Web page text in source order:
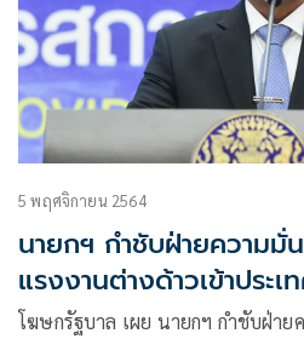
5 พฤศจิกายน 2564
นายกฯ กำชับฝ่ายความ
แรงงานต่างด้าวเข้าประ
โฆษกรัฐบาล เผย นายกฯ กำชับฝ่า